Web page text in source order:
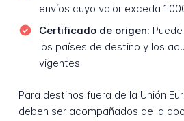
envíos cuyo valor exceda
Certificado de origen:
los países de destino y los
vigentes
Para destinos fuera de la Unión
deben ser acompañados de la